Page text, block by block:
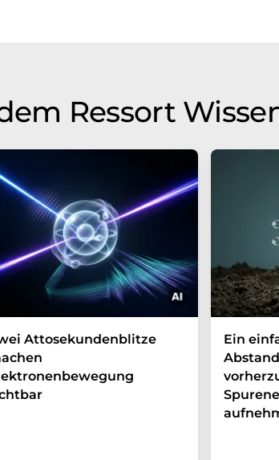
Ressort
Attosekundenblitze
Ein